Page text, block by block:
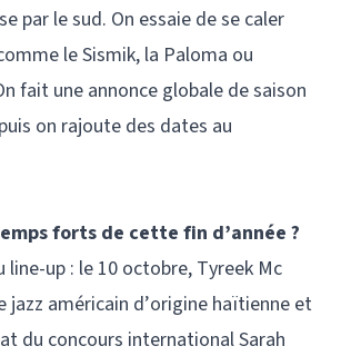
par le sud. On essaie de se caler
le Sismik, la Paloma ou
fait une annonce globale de saison
on rajoute des dates au
forts de cette fin d’année ?
line-up : le 10 octobre, Tyreek Mc
jazz américain d’origine haïtienne et
du concours international Sarah